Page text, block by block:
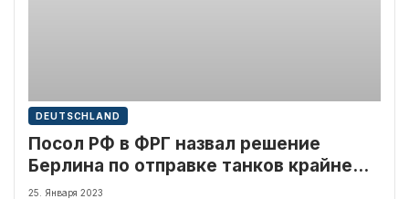
DEUTSCHLAND
Посол РФ в ФРГ назвал решение
Берлина по отправке танков крайне
опасным
25. Января 2023